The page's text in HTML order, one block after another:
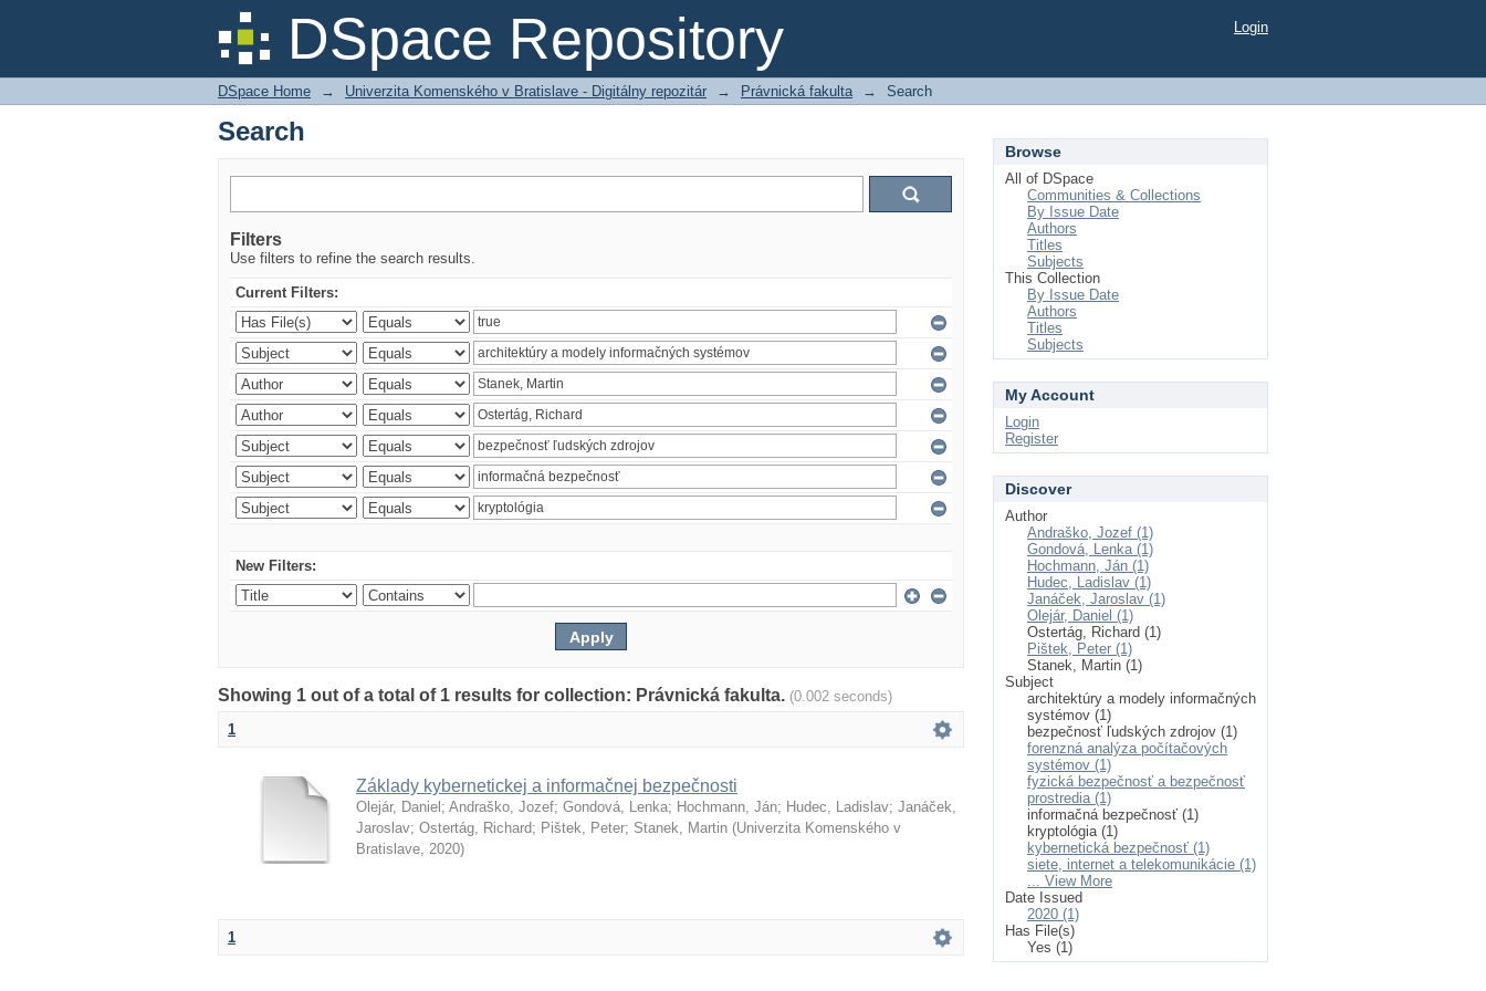
DSpace Repository
Search Login
DSpace Home → Univerzita Komenského v Bratislave - Digitálny repozitár → Právnická fakulta → Search
Search
Filters
Use filters to refine the search results.
Current Filters:
New Filters:
Showing 1 out of a total of 1 results for collection: Právnická fakulta. (0.002 seconds)
1
Základy kybernetickej a informačnej bezpečnosti
Olejár, Daniel ; Andraško, Jozef; Gondová, Lenka; Hochmann, Ján; Hudec, Ladislav; Janáček,
Jaroslav; Ostertág, Richard; Pištek, Peter; Stanek, Martin (Univerzita Komenského v
Bratislave, 2020)
1
Browse
All of DSpace
Communities & Collections
By Issue Date
Authors
Titles
Subjects
This Collection
By Issue Date
Authors
Titles
Subjects
My Account
Login
Register
Discover
Author
Andraško, Jozef (1)
Gondová, Lenka (1)
Hochmann, Ján (1)
Hudec, Ladislav (1)
Janáček, Jaroslav (1)
Olejár, Daniel (1)
Ostertág, Richard (1)
Pištek, Peter (1)
Stanek, Martin (1)
Subject
architektúry a modely informačných
systémov (1)
bezpečnosť ľudských zdrojov (1)
forenzná analýza počítačových
systémov (1)
fyzická bezpečnosť a bezpečnosť
prostredia (1)
informačná bezpečnosť (1)
kryptológia (1)
kybernetická bezpečnosť (1)
siete, internet a telekomunikácie (1)
... View More
Date Issued
2020 (1)
Has File(s)
Yes (1)